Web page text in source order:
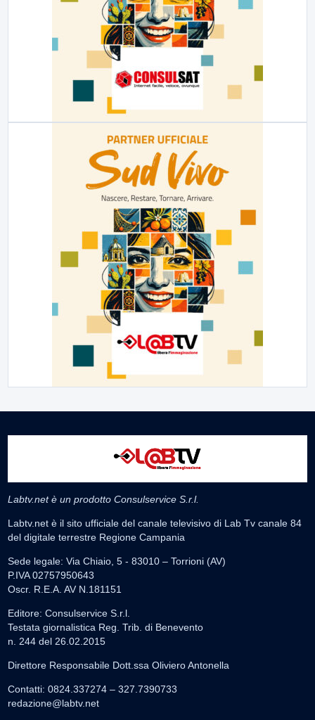
Labtv.net è un prodotto Consulservice S.r.l.
Labtv.net è il sito ufficiale del canale televisivo di Lab Tv canale 84
del digitale terrestre Regione Campania
Sede legale: Via Chiaio, 5 - 83010 – Torrioni (AV)
P.IVA 02757950643
Oscr. R.E.A. AV N.181151
Editore: Consulservice S.r.l.
Testata giornalistica Reg. Trib. di Benevento
n. 244 del 26.02.2015
Direttore Responsabile Dott.ssa Oliviero Antonella
Contatti: 0824.337274 – 327.7390733
redazione@labtv.net